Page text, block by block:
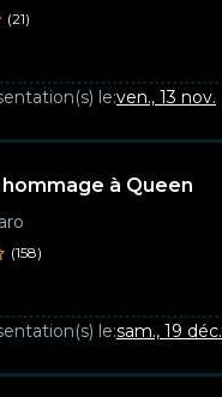
(21)
le:ven., 13 nov.
à Queen
(158)
le:sam., 19 déc.